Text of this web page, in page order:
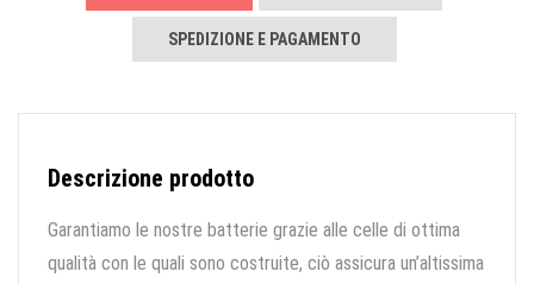
SPEDIZIONE E PAGAMENTO
Descrizione prodotto
Garantiamo le nostre batterie grazie alle celle di ottima
qualità con le quali sono costruite, ciò assicura un’altissima